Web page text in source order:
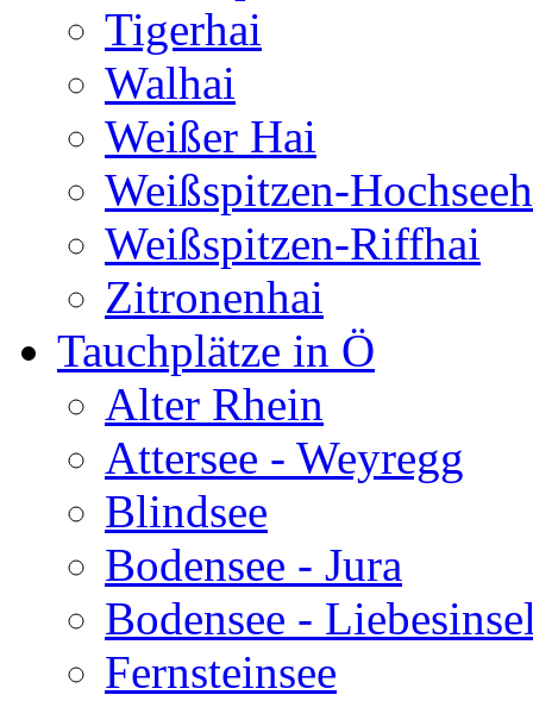
Tigerhai
Walhai
Weißer Hai
Weißspitzen-
Weißspitzen-Riffhai
Zitronenhai
Tauchplätze in Ö
Alter Rhein
Attersee - Weyregg
Blindsee
Bodensee - Jura
Bodensee -
Fernsteinsee